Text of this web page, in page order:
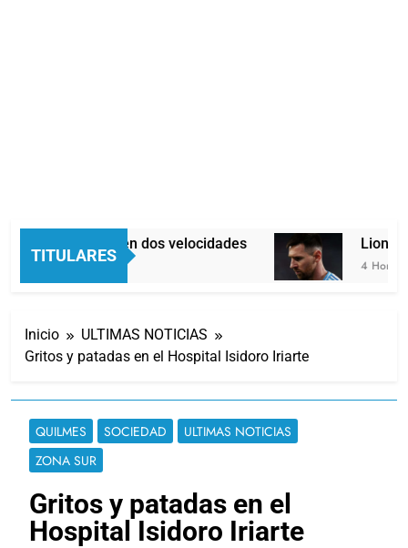
TITULARES
Economía en dos velocidades
3 Horas Atrás
Lionel
4 Horas
Inicio
ULTIMAS NOTICIAS
Gritos y patadas en el Hospital Isidoro Iriarte
QUILMES SOCIEDAD
ULTIMAS NOTICIAS
ZONA SUR
Gritos y patadas en el
Hospital Isidoro Iriarte